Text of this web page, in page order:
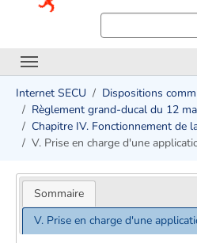
Internet SECU Dispositions
Règlement grand-ducal du 12
Chapitre IV. Fonctionnement de
V. Prise en charge d'une
Sommaire
V. Prise en charge d'une